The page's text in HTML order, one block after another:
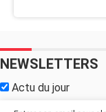
NEWSLETTERS
Actu du jour